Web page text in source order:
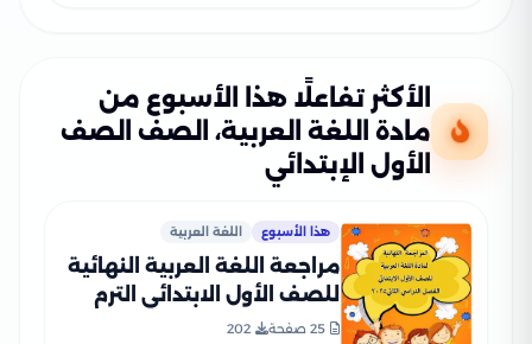
الأكثر تفاعلًا هذا الأسبوع من
مادة اللغة العربية، الصف الصف
الأول الإبتدائي
هذا الأسبوع اللغة العربية
مراجعة اللغة العربية النهائية
للصف الأول الابتدائي الترم
الثاني بصيغة PDF
25 صفحة
202